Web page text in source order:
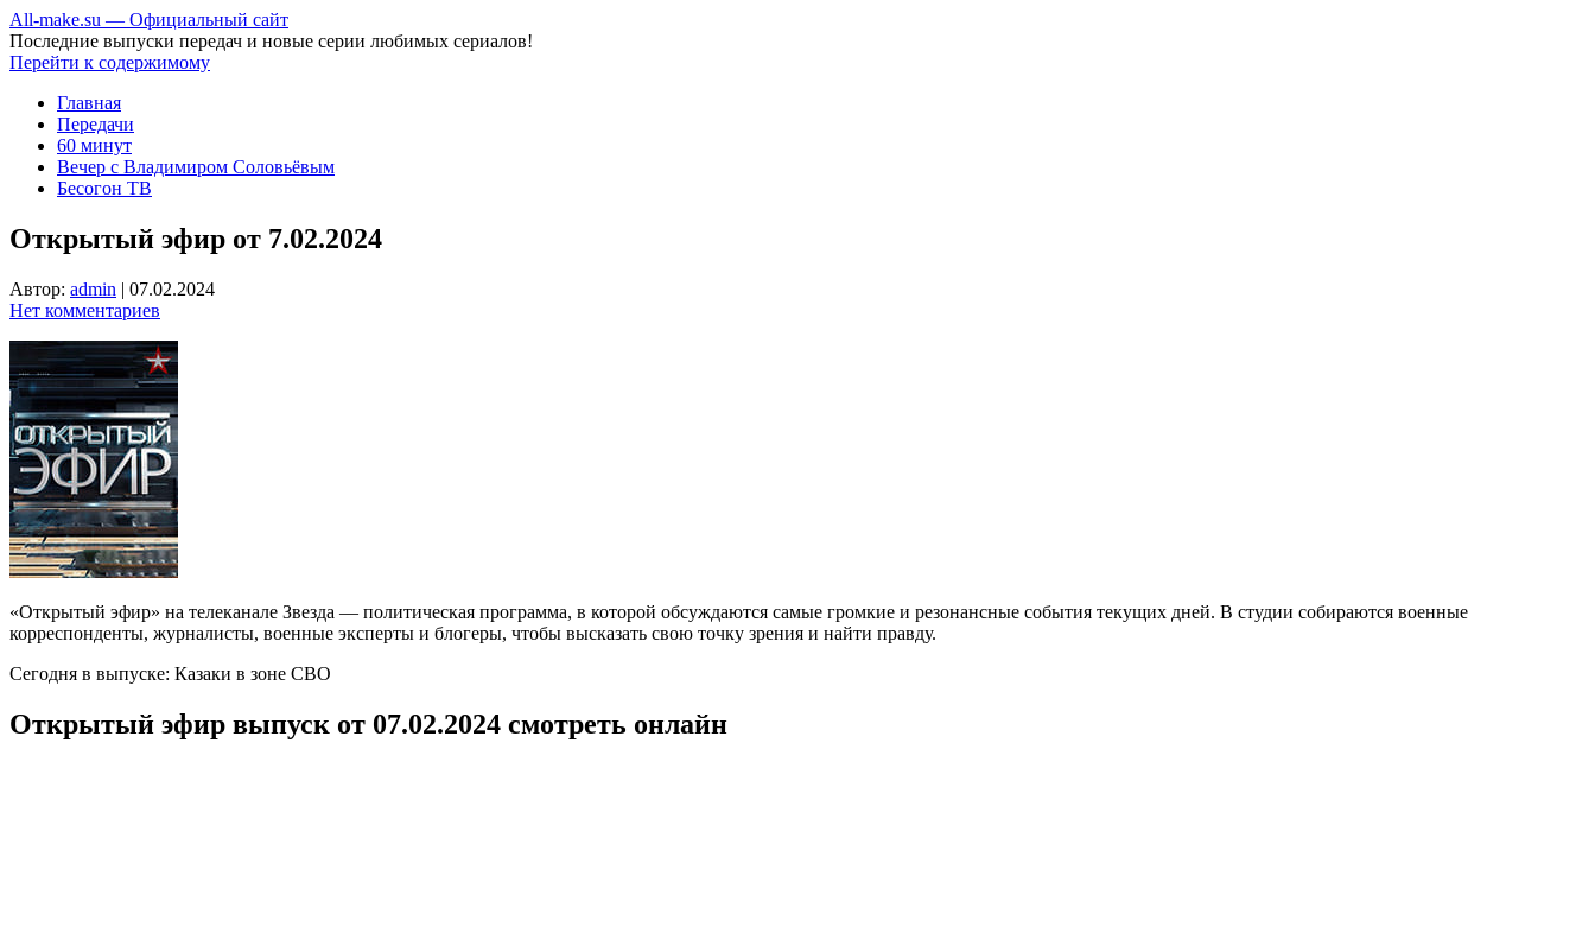
All-make.su — Официальный сайт
Последние выпуски передач и новые серии любимых сериалов!
Перейти к содержимому
Главная
Передачи
60 минут
Вечер с Владимиром Соловьёвым
Бесогон ТВ
Открытый эфир от 7.02.2024
Автор: admin | 07.02.2024
Нет комментариев
«Открытый эфир» на телеканале Звезда — политическая программа, в которой обсуждаются самые громкие и резонансные события текущих дней. В студии собираются военные
корреспонденты, журналисты, военные эксперты и блогеры, чтобы высказать свою точку зрения и найти правду.
Сегодня в выпуске: Казаки в зоне СВО
Открытый эфир выпуск от 07.02.2024 смотреть онлайн